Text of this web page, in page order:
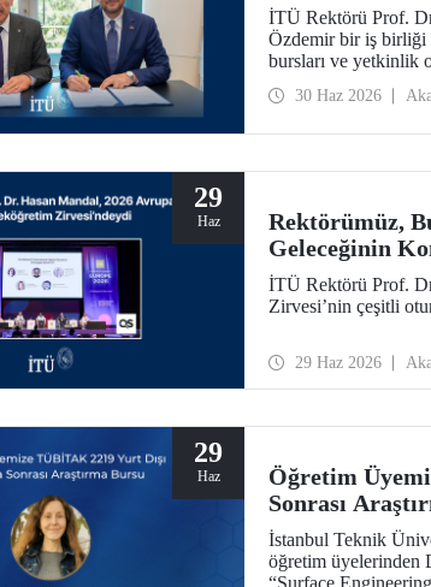
İTÜ Rektörü Prof.
Özdemir bir iş birliği
bursları ve yetkinlik
30 Haz 2026
29
Haz
Rektörümüz,
Geleceğinin
İTÜ Rektörü Prof.
Zirvesi’nin çeşitli
29 Haz 2026
29
Haz
Öğretim
Sonrası
İstanbul Teknik
öğretim üyelerinden
“Surface